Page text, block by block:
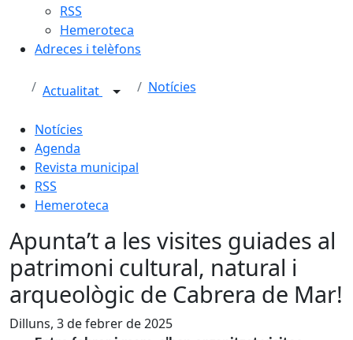
RSS
Hemeroteca
Adreces i telèfons
Actualitat Notícies
Notícies
Agenda
Revista municipal
RSS
Hemeroteca
Apunta’t a les visites guiades al
patrimoni cultural, natural i
arqueològic de Cabrera de Mar!
Dilluns, 3 de febrer de 2025